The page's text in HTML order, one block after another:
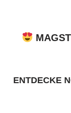
ENTDECKE